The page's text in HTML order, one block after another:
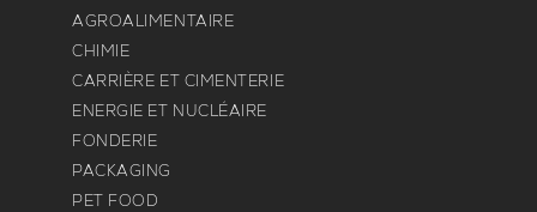
AGROALIMENTAIRE
CHIMIE
CARRIÈRE ET CIMENTERIE
ENERGIE ET NUCLÉAIRE
FONDERIE
PACKAGING
PET FOOD